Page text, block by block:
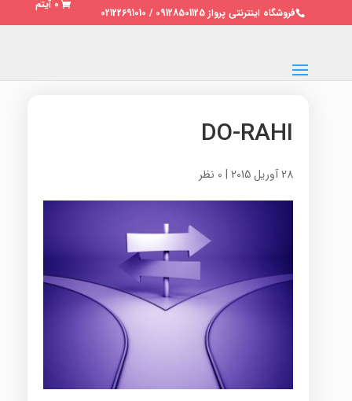
فروشگاه اینترنتی پرواز 09128501125 / 02122691010
0 آیتم
DO-RAHI
28 آوریل 2015 | 0 نظر